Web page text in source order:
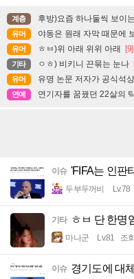
계층 후방)요즘 하나둘씩 보이
유머 야동은 원래 자막 때문에
유머 ㅎㅂ)위 아래 위위 아래 [9]
기타 ㅇㅎ) 비키니 끈묶는 눈나
유머 유명 논문 저자가 공식석
연예 연기자를 꿈꿨던 22살의
이슈 'FIFA는 인판
두부두꺼비 Lv.78
기타 ㅎㅂ 단 한명
마나군 Lv.81 조
이슈 경기도에 대